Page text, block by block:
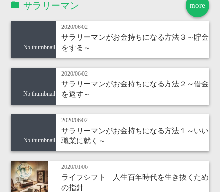
more
サラリーマン
No thumbnail
2020/06/02
サラリーマンがお金持ちになる方法３～貯金
をする～
No thumbnail
2020/06/02
サラリーマンがお金持ちになる方法２～借金
を返す～
No thumbnail
2020/06/02
サラリーマンがお金持ちになる方法１～いい
職業に就く～
2020/01/06
ライフシフト 人生百年時代を生き抜くため
の指針